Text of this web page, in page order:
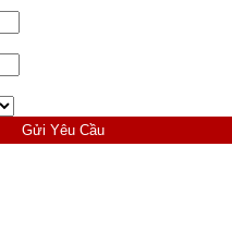
Gửi Yêu Cầu